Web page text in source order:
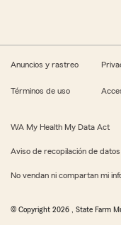
Anuncios y rastreo
Términos de uso
WA My Health My Data Act
Aviso de recopilación de
No vendan ni compartan mi
© Copyright 2026 , State Farm